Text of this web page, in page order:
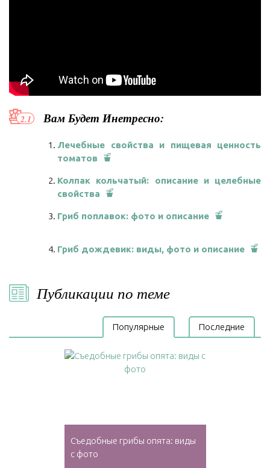
Вам Будет Инетресно:
Лечебные свойства и пищевая ценность
томатов
Колпак кольчатый: описание и целебные
свойства
Гриб поплавок: фото и описание
Гриб дождевик: виды, фото и описание
Публикации по теме
Популярные Последние
Съедобные грибы опята: виды
с фото